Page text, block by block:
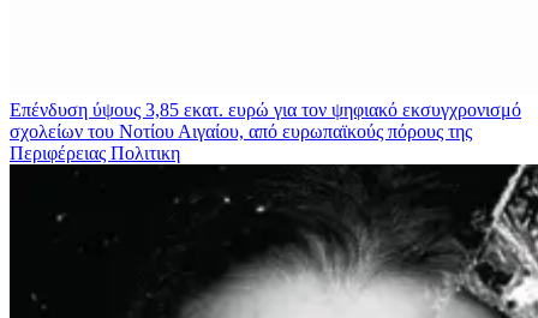
Επένδυση ύψους 3,85 εκατ. ευρώ για τον ψηφιακό εκσυγχρονισμό
σχολείων του Νοτίου Αιγαίου, από ευρωπαϊκούς πόρους της
Περιφέρειας Πολιτικη